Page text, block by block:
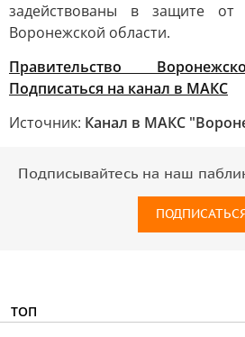
задействованы в защите от
Воронежской области.
Правительство
Подписаться на канал в МАКС
Источник: Канал в МАКС
Подписывайтесь на наш
ТОП